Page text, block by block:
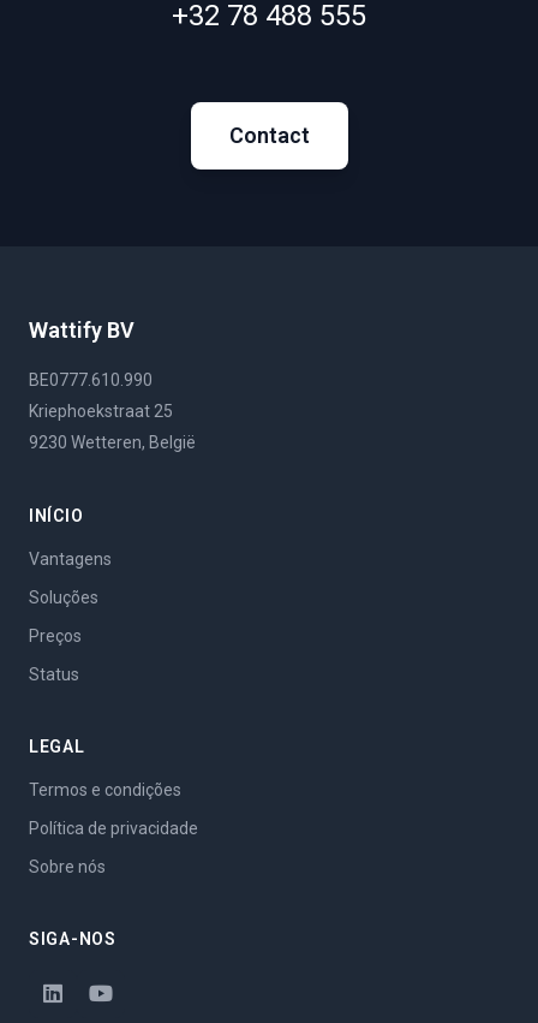
+32 78 488 555
Contact
Wattify BV
BE0777.610.990
Kriephoekstraat 25
9230 Wetteren, België
INÍCIO
Vantagens
Soluções
Preços
Status
LEGAL
Termos e condições
Política de privacidade
Sobre nós
SIGA-NOS